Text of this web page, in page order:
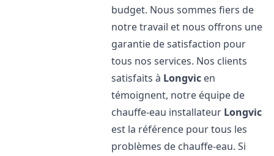
budget. Nous sommes fiers de
notre travail et nous offrons une
garantie de satisfaction pour
tous nos services. Nos clients
satisfaits à Longvic en
témoignent, notre équipe de
chauffe-eau installateur Longvic
est la référence pour tous les
problèmes de chauffe-eau. Si